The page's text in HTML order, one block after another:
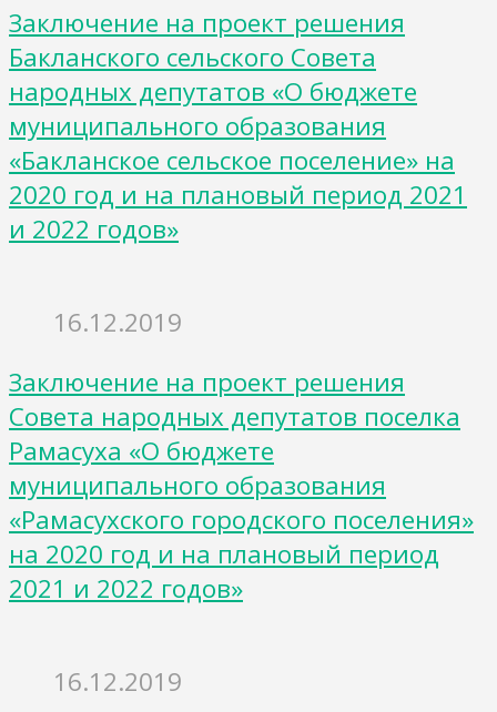
Заключение на проект решения
Бакланского сельского Совета
народных депутатов «О бюджете
муниципального образования
«Бакланское сельское поселение» на
2020 год и на плановый период 2021
и 2022 годов»
16.12.2019
Заключение на проект решения
Совета народных депутатов поселка
Рамасуха «О бюджете
муниципального образования
«Рамасухского городского поселения»
на 2020 год и на плановый период
2021 и 2022 годов»
16.12.2019